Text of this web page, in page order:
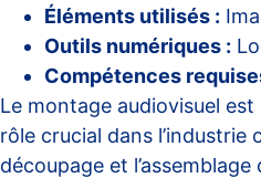
Éléments utilisés :
Outils numériques :
Compétences
Le montage audiovisuel
rôle crucial dans
découpage et